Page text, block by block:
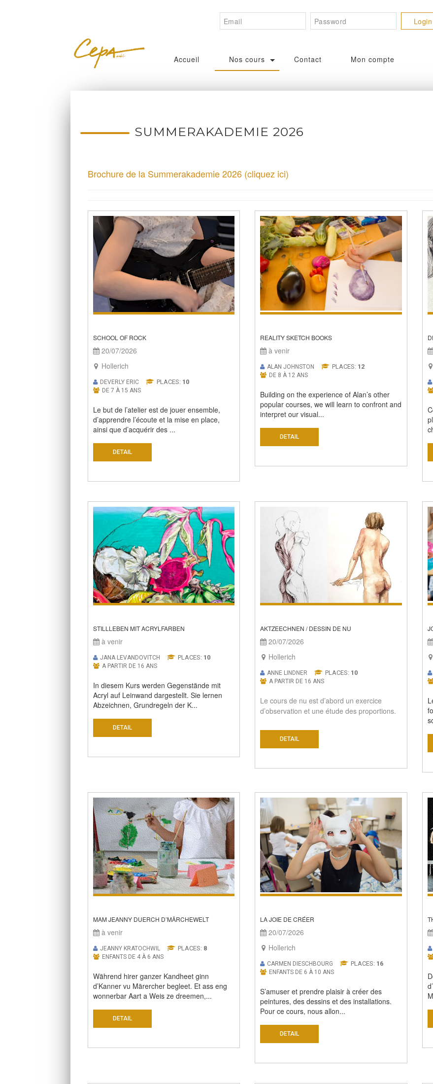
Accueil Nos cours Contact Mon compte
SUMMERAKADEMIE 2026
Brochure de la Summerakademie 2026 (cliquez ici)
SCHOOL OF ROCK
20/07/2026
Hollerich
DEVERLY ERIC PLACES: 10
DE 7 À 15 ANS
Le but de l’atelier est de jouer ensemble,
d’apprendre l’écoute et la mise en place,
ainsi que d’acquérir des ...
DETAIL
REALITY SKETCH BOOKS
à venir
ALAN JOHNSTON PLACES: 12
DE 8 À 12 ANS
Building on the experience of Alan’s other
popular courses, we will learn to confront and
interpret our visual...
DETAIL
STILLLEBEN MIT ACRYLFARBEN
à venir
JANA LEVANDOVITCH PLACES: 10
A PARTIR DE 16 ANS
In diesem Kurs werden Gegenstände mit
Acryl auf Leinwand dargestellt. Sie lernen
Abzeichnen, Grundregeln der K...
DETAIL
AKTZEECHNEN / DESSIN DE NU
20/07/2026
Hollerich
ANNE LINDNER PLACES: 10
A PARTIR DE 16 ANS
Le cours de nu est d’abord un exercice
d’observation et une étude des proportions.
DETAIL
MAM JEANNY DUERCH D’MÄRCHEWELT
à venir
JEANNY KRATOCHWIL PLACES: 8
ENFANTS DE 4 À 6 ANS
Während hirer ganzer Kandheet ginn
d’Kanner vu Märercher begleet. Et ass eng
wonnerbar Aart a Weis ze dreemen,...
DETAIL
LA JOIE DE CRÉER
20/07/2026
Hollerich
CARMEN DIESCHBOURG PLACES: 16
ENFANTS DE 6 À 10 ANS
S’amuser et prendre plaisir à créer des
peintures, des dessins et des installations.
Pour ce cours, nous allon...
DETAIL